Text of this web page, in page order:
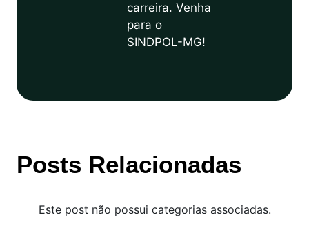
carreira. Venha
para o
SINDPOL-MG!
Posts Relacionadas
Este post não possui categorias associadas.